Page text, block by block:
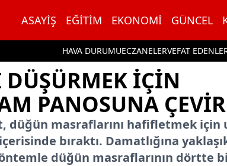
ASAYIŞ EĞITIM EKONOMI GÜNCEL
HAVA DURUMUECZANELERVEFAT
IÇIN
PANOSUNA
masraflarını hafifletmek için
bıraktı. Damatlığına
düğün masraflarının dörtte